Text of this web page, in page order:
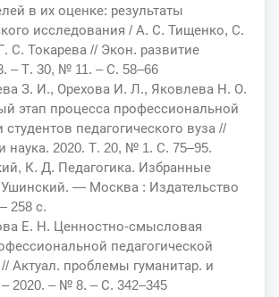
в их оценке: результаты
исследования / А. С. Тищенко, С.
С. Токарева // Экон. развитие
– Т. 30, № 11. – С. 58–66
З. И., Орехова И. Л., Яковлева Н. О.
этап процесса профессиональной
педагогического вуза //
наука. 2020. Т. 20, № 1. С. 75–95.
К. Д. Педагогика. Избранные
— Москва : Издательство
258 с.
Е. Н. Ценностно-смысловая
педагогической
// Актуал. проблемы гуманитар. и
– 2020. – № 8. – С. 342–345